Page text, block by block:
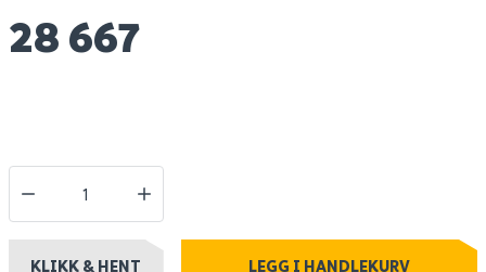
28 667
KLIKK & HENT LEGG I HANDLEKURV